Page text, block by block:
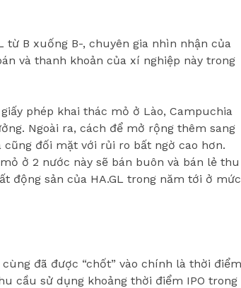
từ B xuống B-, chuyên gia nhìn nhận của
và thanh khoản của xí nghiệp này trong
phép khai thác mỏ ở Lào, Campuchia
Ngoài ra, cách để mở rộng thêm sang
đối mặt với rủi ro bất ngờ cao hơn.
ở 2 nước này sẽ bán buôn và bán lẻ thu
động sản của HA.GL trong năm tới ở mức
đã được “chốt” vào chính là thời điểm
cầu sử dụng khoảng thời điểm IPO trong